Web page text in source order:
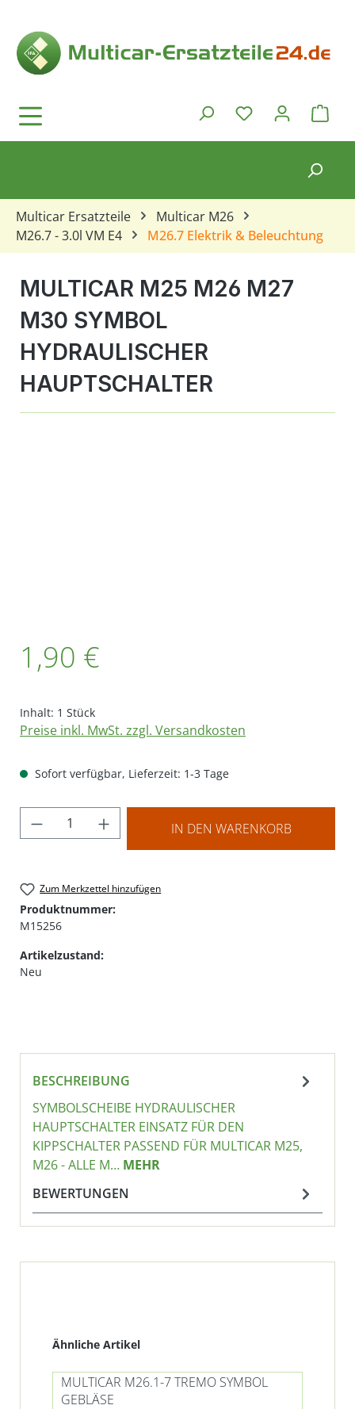
Du hast 0
Multicar Ersatzteile
Multicar M26
M26.7 - 3.0l VM E4
M26.7 Elektrik & Beleuchtung
MULTICAR M25 M26 M27
M30 SYMBOL
HYDRAULISCHER
HAUPTSCHALTER
1,90 €
Inhalt: 1 Stück
Preise inkl. MwSt. zzgl. Versandkosten
Sofort verfügbar, Lieferzeit: 1-3 Tage
Produkt Anzahl: Gib den gewünschten
IN DEN WARENKORB
Zum Merkzettel hinzufügen
Produktnummer:
M15256
Artikelzustand:
Neu
BESCHREIBUNG
SYMBOLSCHEIBE HYDRAULISCHER
HAUPTSCHALTER EINSATZ FÜR DEN
KIPPSCHALTER PASSEND FÜR MULTICAR M25,
M26 - ALLE M… MEHR
BEWERTUNGEN
Produktgalerie überspringen
Ähnliche Artikel
MULTICAR M26.1-7 TREMO SYMBOL
GEBLÄSE